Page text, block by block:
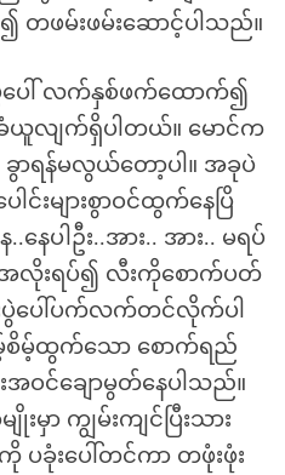
ဖမ်းဖမ်းဆောင့်ပါသည်။
ပွဲပေါ် လက်နှစ်ဖက်ထောက်၍
ယူလျက်ရှိပါတယ်။ မောင်က
ခွာရန်မလွယ်တော့ပါ။ အခုပဲ
းများစွာဝင်ထွက်နေပြိ
..နေပါဦး..အား.. အား.. မရပ်
အလိုးရပ်၍ လီးကိုစောက်ပတ်
ပေါ်ပက်လက်တင်လိုက်ပါ
မ့်ထွက်သော စောက်ရည်
ဝင်ချောမွတ်နေပါသည်။
ာ ကျွမ်းကျင်ပြီးသား
ကို ပခုံးပေါ်တင်ကာ တဖုံးဖုံး